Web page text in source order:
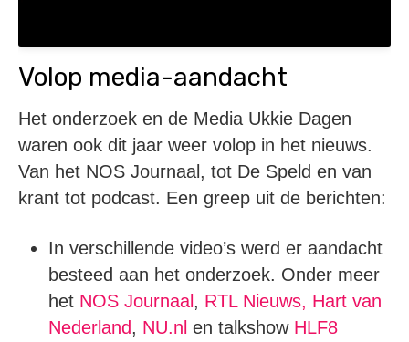
Volop media-aandacht
Het onderzoek en de Media Ukkie Dagen
waren ook dit jaar weer volop in het nieuws.
Van het NOS Journaal, tot De Speld en van
krant tot podcast. Een greep uit de berichten:
In verschillende video’s werd er aandacht
besteed aan het onderzoek. Onder meer
hetNOS Journaal , RTL Nieuws, Hart van
Nederland, NU.nl en talkshow HLF8